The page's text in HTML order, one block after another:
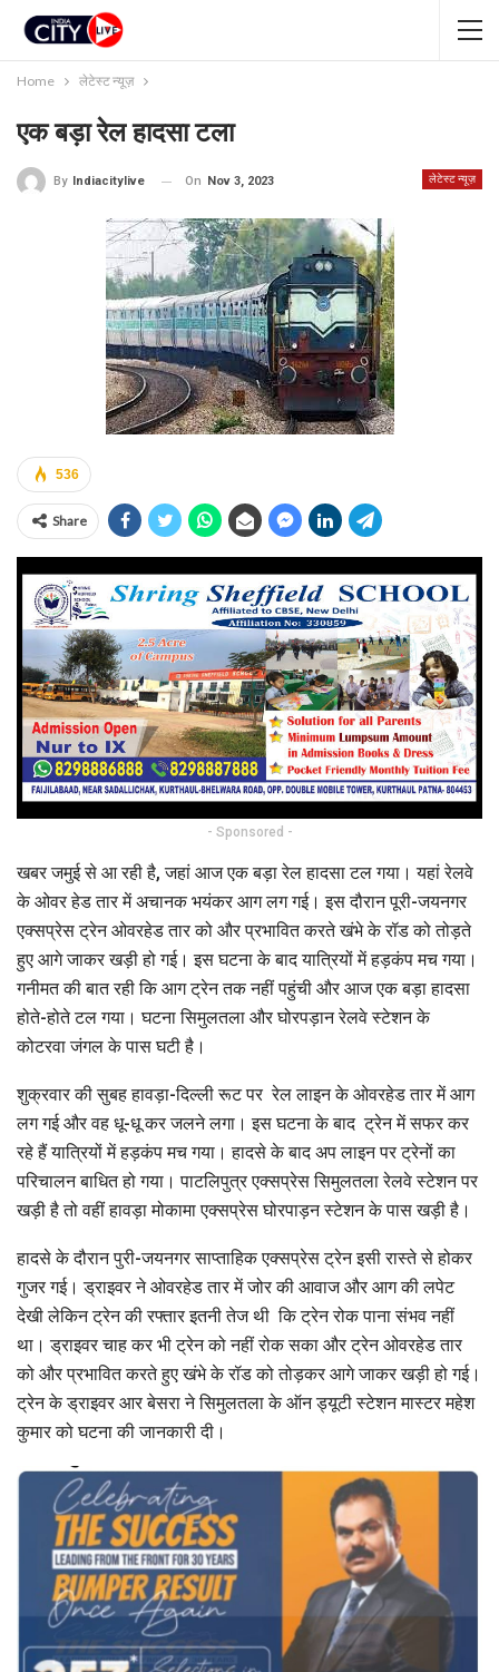
Home लेटेस्ट न्यूज़
एक बड़ा रेल हादसा टला
लेटेस्ट न्यूज़
By Indiacitylive On Nov 3, 2023
536
Share
- Sponsored -
खबर जमुई से आ रही है, जहां आज एक बड़ा रेल हादसा टल गया। यहां रेलवे
के ओवर हेड तार में अचानक भयंकर आग लग गई। इस दौरान पूरी-जयनगर
एक्सप्रेस ट्रेन ओवरहेड तार को और प्रभावित करते खंभे के रॉड को तोड़ते
हुए आगे जाकर खड़ी हो गई। इस घटना के बाद यात्रियों में हड़कंप मच गया।
गनीमत की बात रही कि आग ट्रेन तक नहीं पहुंची और आज एक बड़ा हादसा
होते-होते टल गया। घटना सिमुलतला और घोरपड़ान रेलवे स्टेशन के
कोटरवा जंगल के पास घटी है।
शुक्रवार की सुबह हावड़ा-दिल्ली रूट पर रेल लाइन के ओवरहेड तार में आग
लग गई और वह धू-धू कर जलने लगा। इस घटना के बाद ट्रेन में सफर कर
रहे हैं यात्रियों में हड़कंप मच गया। हादसे के बाद अप लाइन पर ट्रेनों का
परिचालन बाधित हो गया। पाटलिपुत्र एक्सप्रेस सिमुलतला रेलवे स्टेशन पर
खड़ी है तो वहीं हावड़ा मोकामा एक्सप्रेस घोरपाड़न स्टेशन के पास खड़ी है।
हादसे के दौरान पुरी-जयनगर साप्ताहिक एक्सप्रेस ट्रेन इसी रास्ते से होकर
गुजर गई। ड्राइवर ने ओवरहेड तार में जोर की आवाज और आग की लपेट
देखी लेकिन ट्रेन की रफ्तार इतनी तेज थी कि ट्रेन रोक पाना संभव नहीं
था। ड्राइवर चाह कर भी ट्रेन को नहीं रोक सका और ट्रेन ओवरहेड तार
को और प्रभावित करते हुए खंभे के रॉड को तोड़कर आगे जाकर खड़ी हो गई।
ट्रेन के ड्राइवर आर बेसरा ने सिमुलतला के ऑन ड्यूटी स्टेशन मास्टर महेश
कुमार को घटना की जानकारी दी।